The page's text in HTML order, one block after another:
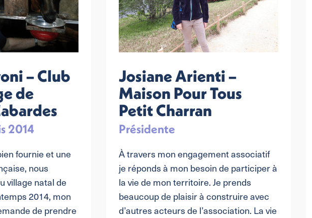
– Club
de
2014
fournie et une
nous
village natal de
2014, mon
de prendre
Josiane Arienti –
Maison Pour Tous
Petit Charran
Présidente
À travers mon engagement associatif
je réponds à mon besoin de participer à
la vie de mon territoire. Je prends
beaucoup de plaisir à construire avec
d’autres acteurs de l’association. La vie